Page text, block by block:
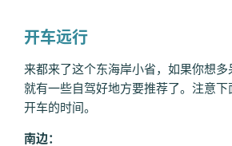
开车远行
来都来了这个东海岸小省，如果你想
就有一些自驾好地方要推荐了。注意
开车的时间。
南边：